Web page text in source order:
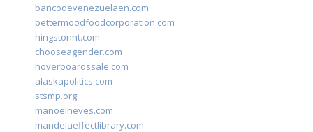
bancodevenezuelaen.com
bettermoodfoodcorporation.com
hingstonnt.com
chooseagender.com
hoverboardssale.com
alaskapolitics.com
stsmp.org
manoelneves.com
mandelaeffectlibrary.com